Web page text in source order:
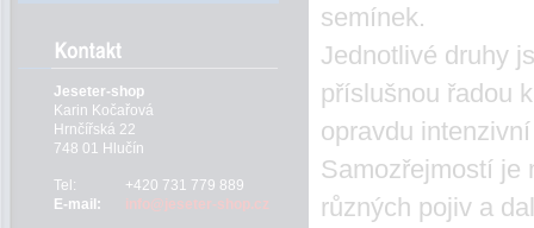
semínek.
Jednotlivé druhy
příslušnou řadou
opravdu
Samozřejmostí je
různých pojiv a
Jeseter-shop
Karin Kočařová
Hrnčířská 22
748 01 Hlučín
Tel:
+420 731 779 889
E-mail:
info@jeseter-shop.cz